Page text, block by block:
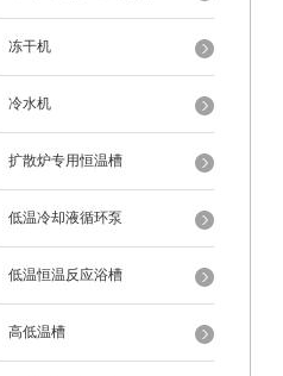
冻干机
冷水机
扩散炉专用恒温槽
低温冷却液循环泵
低温恒温反应浴槽
高低温槽